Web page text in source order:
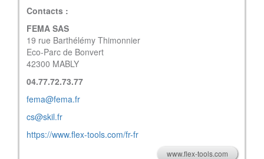
Contacts :
FEMA SAS
19 rue Barthélémy Thimonnier
Eco-Parc de Bonvert
42300 MABLY
04.77.72.73.77
fema@fema.fr
cs@skil.fr
https://www.flex-tools.com/fr-fr
www.flex-tools.com